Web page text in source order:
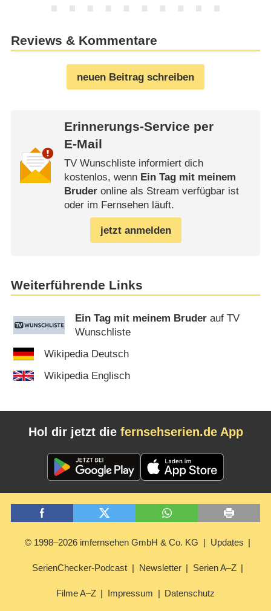
Reviews & Kommentare
neuen Beitrag schreiben
Erinnerungs-Service per
E-Mail
TV Wunschliste informiert dich
kostenlos, wenn Ein Tag mit meinem
Bruderonline als Stream verfügbar ist
oder im Fernsehen läuft.
jetzt anmelden
Weiterführende Links
Ein Tag mit meinem Bruder auf TV
Wunschliste
Wikipedia Deutsch
Wikipedia Englisch
Hol dir jetzt die fernsehserien.de App
© 1998–2026 imfernsehen GmbH & Co. KG Updates
SerienChecker-Podcast Newsletter Serien A–Z
Filme A–Z Impressum Datenschutz